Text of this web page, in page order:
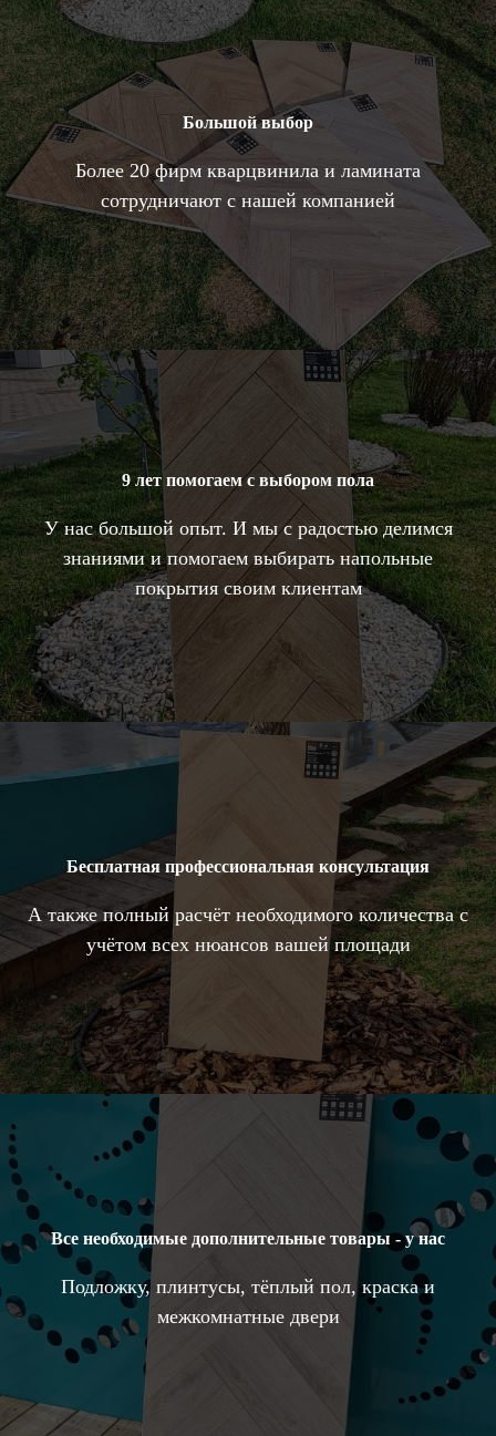
Большой выбор
Более 20 фирм кварцвинила и ламината
сотрудничают с нашей компанией
9 лет помогаем с выбором пола
У нас большой опыт. И мы с радостью делимся
знаниями и помогаем выбирать напольные
покрытия своим клиентам
Бесплатная профессиональная консультация
А также полный расчёт необходимого количества с
учётом всех нюансов вашей площади
Все необходимые дополнительные товары - у нас
Подложку, плинтусы, тёплый пол, краска и
межкомнатные двери